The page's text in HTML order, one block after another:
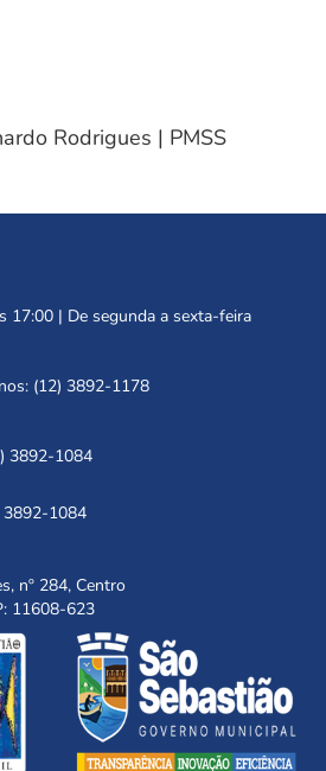
Rodrigues | PMSS
17:00 | De segunda a sexta-feira
(12) 3892-1178
3892-1084
3892-1084
nº 284, Centro
11608-623